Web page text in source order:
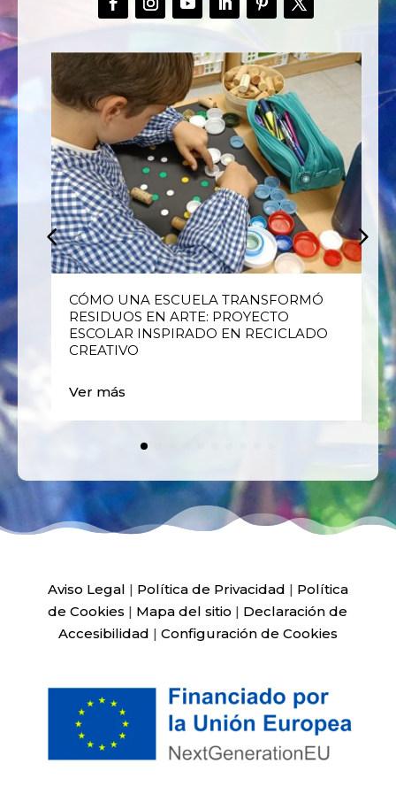
CÓMO UNA ESCUELA TRANSFORMÓ
RESIDUOS EN ARTE: PROYECTO
ESCOLAR INSPIRADO EN RECICLADO
CREATIVO
Ver más
Aviso Legal | Política de Privacidad | Política
de Cookies | Mapa del sitio | Declaración de
Accesibilidad | Configuración de Cookies